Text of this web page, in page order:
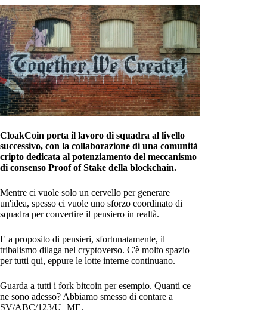
CloakCoin porta il lavoro di squadra al livello
successivo, con la collaborazione di una comunità
cripto dedicata al potenziamento del meccanismo
di consenso Proof of Stake della blockchain.
Mentre ci vuole solo un cervello per generare
un'idea, spesso ci vuole uno sforzo coordinato di
squadra per convertire il pensiero in realtà.
E a proposito di pensieri, sfortunatamente, il
tribalismo dilaga nel cryptoverso. C'è molto spazio
per tutti qui, eppure le lotte interne continuano.
Guarda a tutti i fork bitcoin per esempio. Quanti ce
ne sono adesso? Abbiamo smesso di contare a
SV/ABC/123/U+ME.